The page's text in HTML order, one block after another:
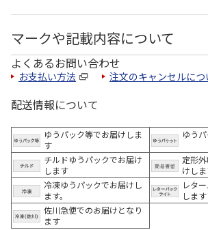
マークや記載内容について
よくあるお問い合わせ
お支払い方法 注文のキャンセルにつ
配送情報について
ゆうパック等でお届けしま
す
ゆう
チルドゆうパックでお届け
します
定形
けし
冷凍ゆうパックでお届けし
ます。
レタ
します
佐川急便でのお届けとなり
ます